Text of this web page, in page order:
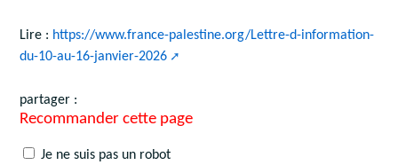
Lire : https://www.france-palestine.org/Lettre-d-information-
du-10-au-16-janvier-2026
partager :
Recommander cette page
Je ne suis pas un robot